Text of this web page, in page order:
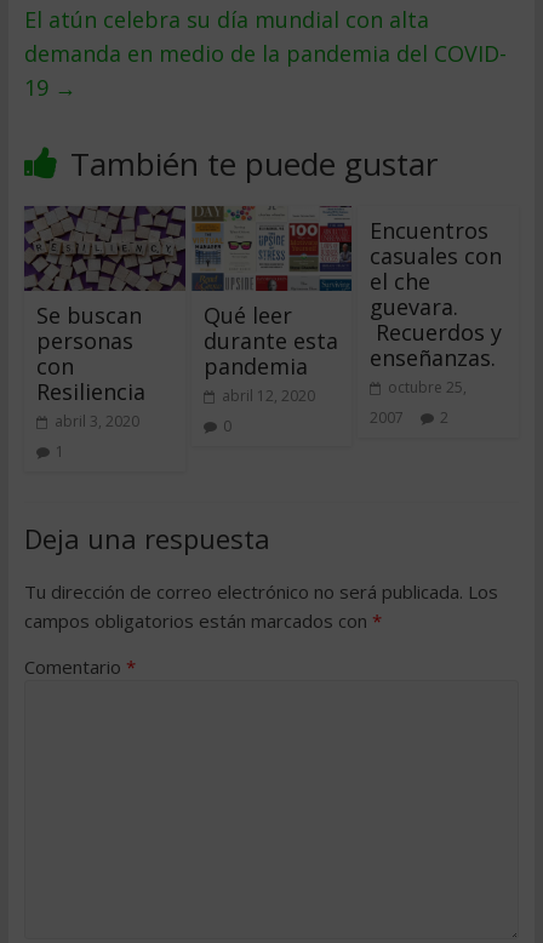
El atún celebra su día mundial con alta
demanda en medio de la pandemia del COVID-
19 →
También te puede gustar
Se buscan
personas
con
Resiliencia
abril 3, 2020
1
Qué leer
durante esta
pandemia
abril 12, 2020
0
Encuentros
casuales con
el che
guevara.
Recuerdos y
enseñanzas.
octubre 25,
2007
2
Deja una respuesta
Tu dirección de correo electrónico no será publicada. Los
campos obligatorios están marcados con *
Comentario *